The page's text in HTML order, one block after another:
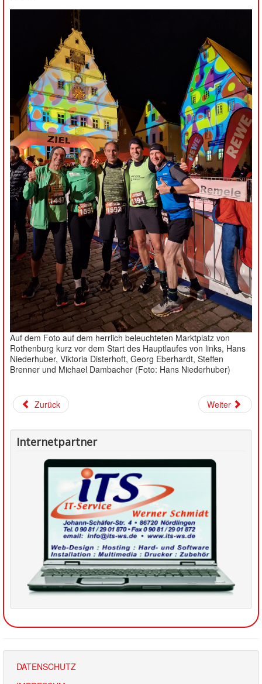
Auf dem Foto auf dem herrlich beleuchteten Marktplatz von
Rothenburg kurz vor dem Start des Hauptlaufes von links, Hans
Niederhuber, Viktoria Disterhoft, Georg Eberhardt, Steffen
Brenner und Michael Dambacher (Foto: Hans Niederhuber)
Zurück Weiter
Internetpartner
DATENSCHUTZ